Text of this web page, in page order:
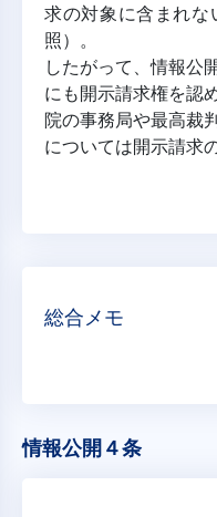
求の対象に含まれ
照）。
したがって、情報公
にも開示請求権を認
院の事務局や最高裁
については開示請求
総合メモ
情報公開４条